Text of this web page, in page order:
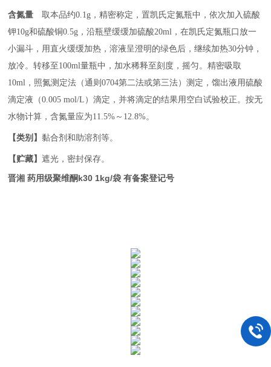
含氮量 取本品约0.1g ，精密称定，置凯氏定氮瓶中，依次加入硫酸
钾10g和硫酸铜0.5g ，沿瓶壁缓缓加硫酸20ml ，在凯氏定氮瓶口放一
小漏斗，用直火缓缓加热，溶液呈澄明的绿色后，继续加热30分钟，
放冷。转移至 100ml量瓶中，加水稀释至刻度，摇匀。精密吸取
10ml ，照氮测定法（通则0704第二法或第三法）测定，馏出液用硫酸
滴定液（0.005 mol/L ）滴定，并将滴定的结果用空白试验校正。按无
水物计算，含氮量应为11.5% ～ 12.8%。
【类别】黏合剂和助溶剂等。
【贮藏】遮光，密封保存。
晋湘 药用级聚维酮k30 1kg/袋 有备案登记号